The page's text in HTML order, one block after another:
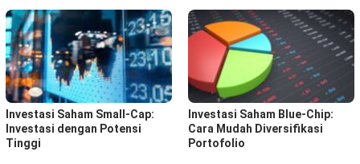
Investasi Saham Small-Cap:
Investasi dengan Potensi
Tinggi
Investasi Saham Blue-Chip:
Cara Mudah Diversifikasi
Portofolio